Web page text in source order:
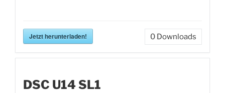
Jetzt herunterladen! 0 Downloads
DSC U14 SL1